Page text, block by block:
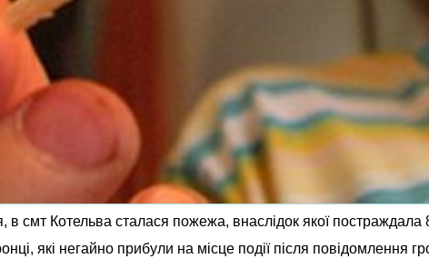
в смт Котельва сталася пожежа, внаслідок якої постраждала
які негайно прибули на місце події після повідомлення